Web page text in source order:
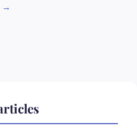
→